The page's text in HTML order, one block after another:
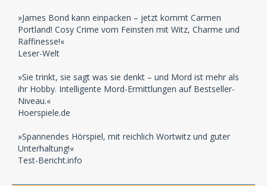
»James Bond kann einpacken – jetzt kommt Carmen
Portland! Cosy Crime vom Feinsten mit Witz, Charme und
Raffinesse!«
Leser-Welt
»Sie trinkt, sie sagt was sie denkt – und Mord ist mehr als
ihr Hobby. Intelligente Mord-Ermittlungen auf Bestseller-
Niveau.«
Hoerspiele.de
»Spannendes Hörspiel, mit reichlich Wortwitz und guter
Unterhaltung!«
Test-Bericht.info